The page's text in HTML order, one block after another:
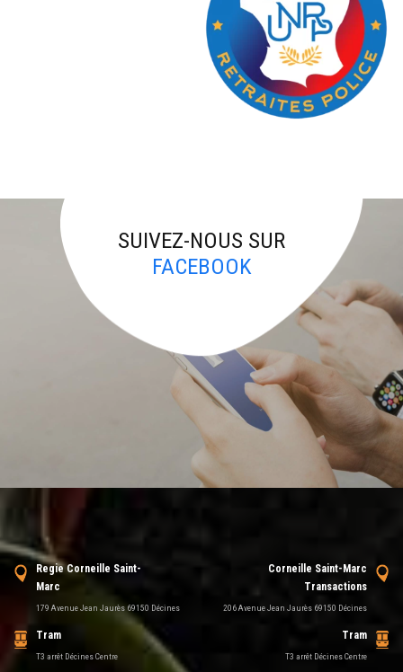
SUIVEZ-NOUS SUR
FACEBOOK
Regie Corneille Saint-
Marc
179 Avenue Jean Jaurès 69150 Décines
Tram
T3 arrêt Décines Centre
Corneille Saint-Marc
Transactions
206 Avenue Jean Jaurès 69150 Décines
Tram
T3 arrêt Décines Centre